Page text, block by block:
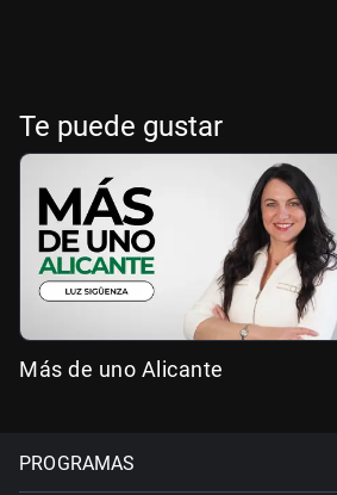
Te puede gustar
Más de uno Alicante
PROGRAMAS